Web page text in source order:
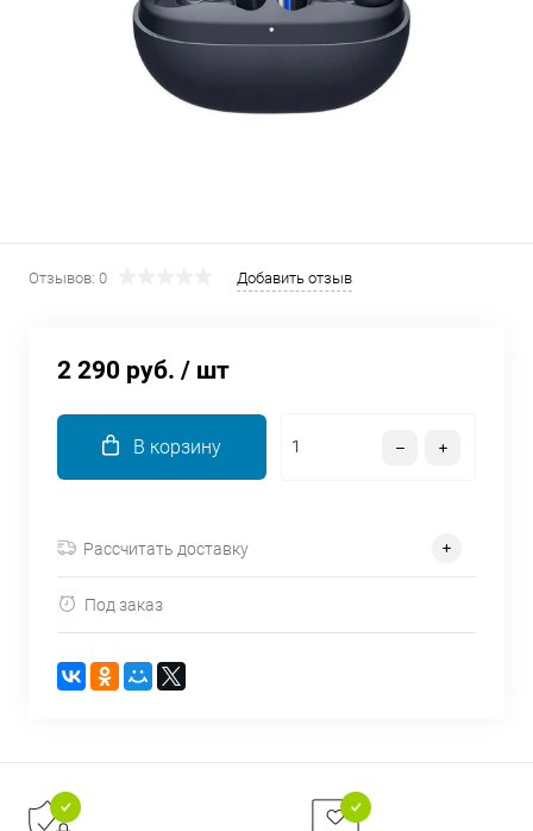
Отзывов: 0 Добавить отзыв
2 290 руб. / шт
В корзину
Рассчитать доставку
Под заказ
выбранный способом
Оставшиеся
с вашей карты
об оплате Плайтом
Остались вопросы?
8 800 302-02-51
plait.ru